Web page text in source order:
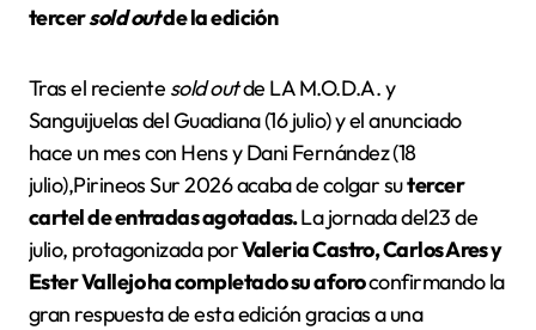
tercersold outde la edición
Tras el reciente sold outde LA M.O.D.A. y
Sanguijuelas del Guadiana (16 julio) y el anunciado
hace un mes con Hens y Dani Fernández (18
julio),Pirineos Sur 2026 acaba de colgar sutercer
cartel de entradas agotadas.La jornada del23 de
julio, protagonizada porValeria Castro, Carlos Ares y
Ester Vallejo ha completado su aforoconfirmando la
gran respuesta de esta edición gracias a una